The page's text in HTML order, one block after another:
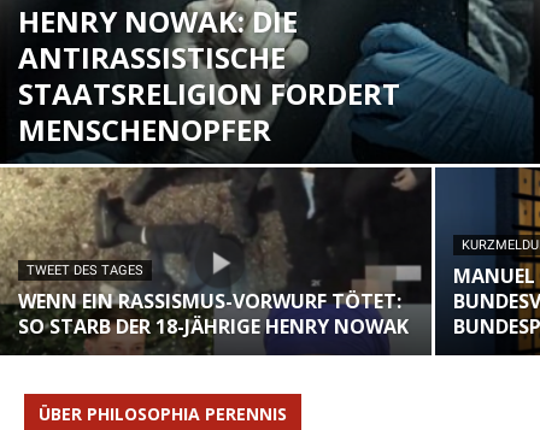
HENRY NOWAK: DIE
ANTIRASSISTISCHE
STAATSRELIGION FORDERT
MENSCHENOPFER
TWEET DES TAGES
WENN EIN RASSISMUS-VORWURF TÖTET:
SO STARB DER 18-JÄHRIGE HENRY NOWAK
MANUEL
ÜBER PHILOSOPHIA PERENNIS